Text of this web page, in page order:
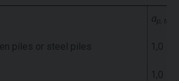
αp, tert.
piles or steel piles 1,0
1,0